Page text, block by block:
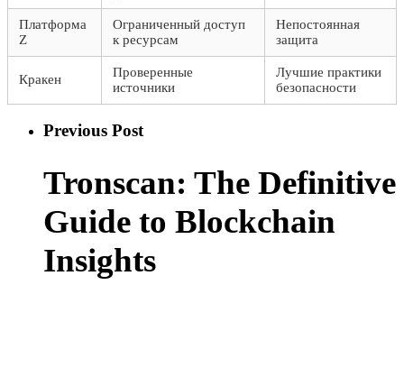
Платформа
Z
Ограниченный доступ
к ресурсам
Непостоянная
защита
Кракен
Проверенные
источники
Лучшие практики
безопасности
Previous Post
Tronscan: The Definitive
Guide to Blockchain
Insights